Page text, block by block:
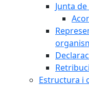
Junta
Estructura i